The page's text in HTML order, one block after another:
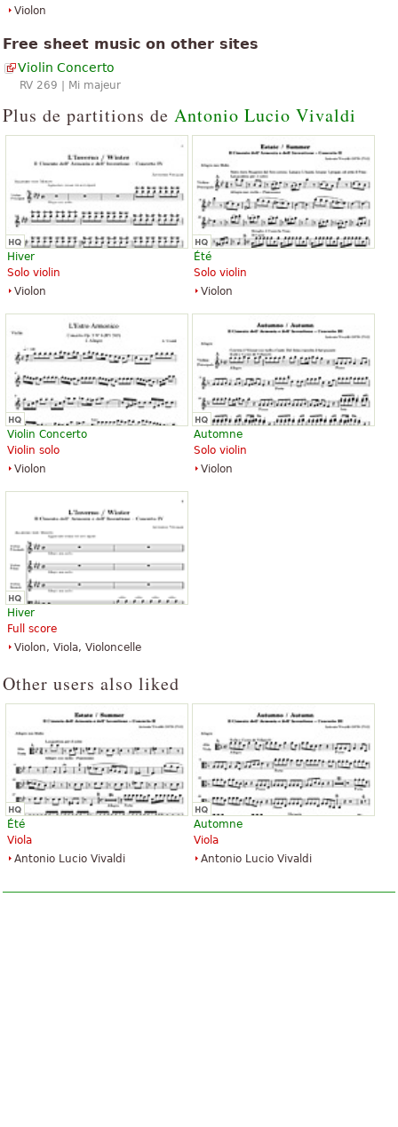
Violon
Free sheet music on other sites
Violin Concerto
RV 269 | Mi majeur
Plus de partitions de Antonio Lucio Vivaldi
Hiver
Solo violin
Violon
Été
Solo violin
Violon
Violin Concerto
Violin solo
Violon
Automne
Solo violin
Violon
Hiver
Full score
Violon, Viola, Violoncelle
Other users also liked
Été
Viola
Antonio Lucio Vivaldi
Automne
Viola
Antonio Lucio Vivaldi